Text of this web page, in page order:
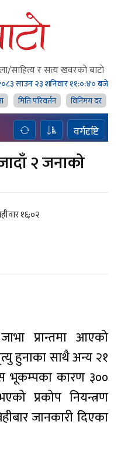
साहित्य र सत्य खवरको बाटाे
साउन २३ शनिवार११:०:४० बजे
मिति परिवर्तन विनिमय दर
वर्गदृष्टि
२ जनाको
१६:०२
प्रान्तमा आएको
हुनाका साथै अन्य २१
भूकम्पका कारण ३००
प्रकोप नियन्त्रण
जानकारी दिएका